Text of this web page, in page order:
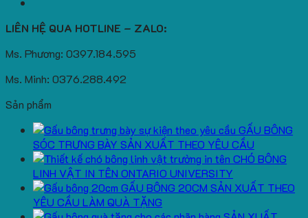
LIÊN HỆ QUA HOTLINE – ZALO:
Ms. Phương: 0397.184.595
Ms. Minh: 0376.288.492
Sản phẩm
GẤU BÔNG
SÓC TRƯNG BÀY SẢN XUẤT THEO YÊU CẦU
CHÓ BÔNG
LINH VẬT IN TÊN ONTARIO UNIVERSITY
GẤU BÔNG 20CM SẢN XUẤT THEO
YÊU CẦU LÀM QUÀ TẶNG